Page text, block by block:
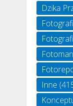
Dzika
Inne